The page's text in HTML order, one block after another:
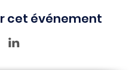
cet événement